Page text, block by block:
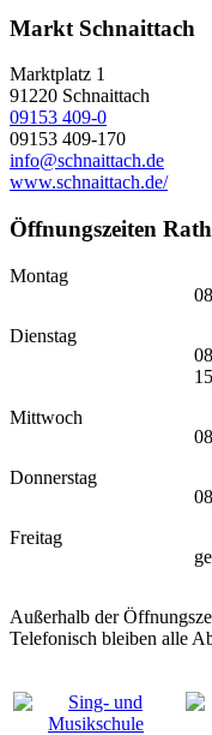
Markt Schnaittach
Marktplatz 1
91220 Schnaittach
09153 409-0
09153 409-170
info@schnaittach.de
www.schnaittach.de/
Öffnungszeiten
Montag
Dienstag
Mittwoch
Donnerstag
Freitag
Außerhalb der
Telefonisch bleiben alle